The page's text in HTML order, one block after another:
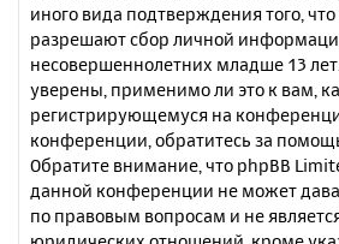
иного вида подтверждения того,
разрешают сбор личной
несовершеннолетних младше 13
уверены, применимо ли это к вам,
регистрирующемуся на
конференции, обратитесь за
Обратите внимание, что phpBB
данной конференции не может
по правовым вопросам и не